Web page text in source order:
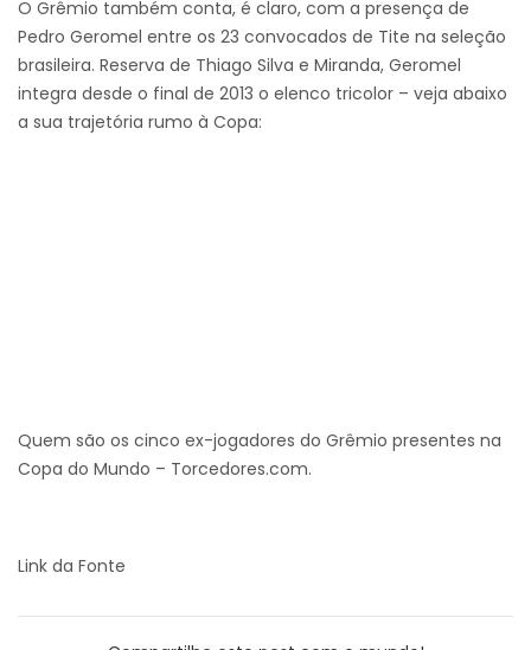
O Grêmio também conta, é claro, com a presença de
Pedro Geromel entre os 23 convocados de Tite na seleção
brasileira. Reserva de Thiago Silva e Miranda, Geromel
integra desde o final de 2013 o elenco tricolor – veja abaixo
a sua trajetória rumo à Copa:
Quem são os cinco ex-jogadores do Grêmio presentes na
Copa do Mundo – Torcedores.com.
Link da Fonte